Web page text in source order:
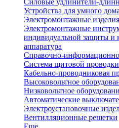
Силовые удлинители-
Устройства для умного дома
Электромонтажные изделия
Электромонтажные
индивидуальной защиты и
аппаратура
Справочно-
Система щитовой проводки
Кабельно-проводниковая
Высоковольтное
Низковольтное
Автоматические
Электроустановочные
Вентилляционные решетки
Еще